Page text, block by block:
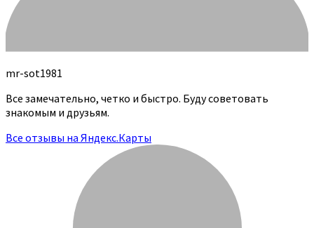
mr-sot1981
Все замечательно, четко и быстро. Буду советовать
знакомым и друзьям.
Все отзывы на Яндекс.Карты